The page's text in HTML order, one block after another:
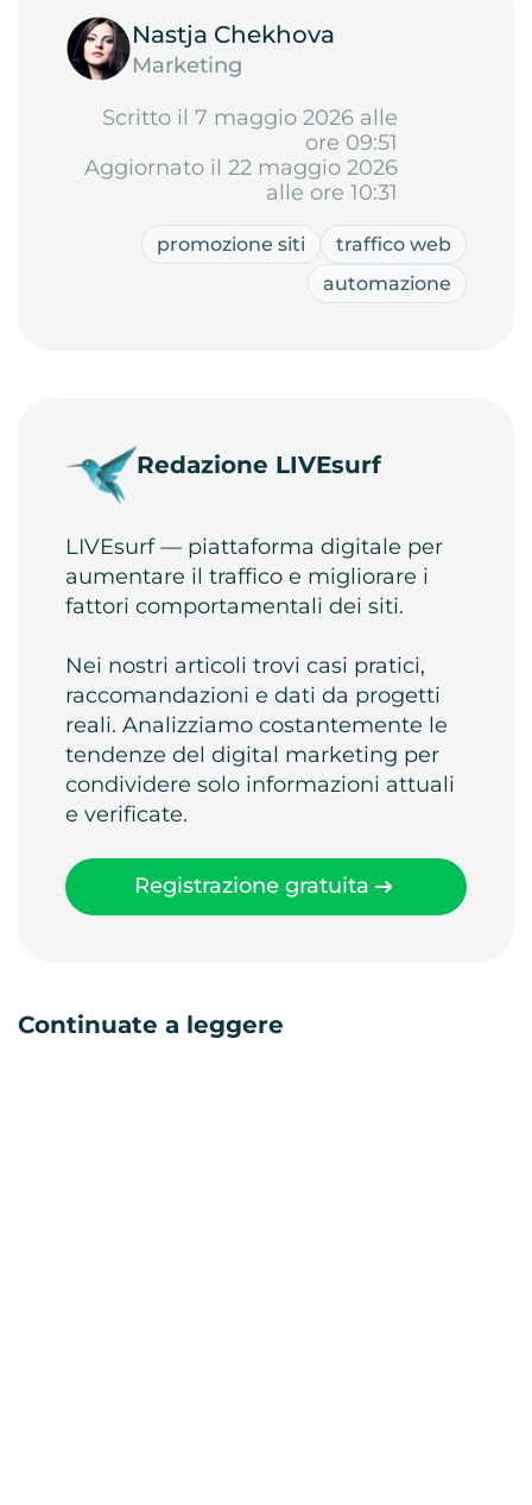
Nastja Chekhova
Marketing
Scritto il 7 maggio 2026 alle
ore 09:51
Aggiornato il 22 maggio 2026
alle ore 10:31
promozione siti
traffico web
automazione
Redazione LIVEsurf
LIVEsurf — piattaforma digitale per
aumentare il traffico e migliorare i
fattori comportamentali dei siti.
Nei nostri articoli trovi casi pratici,
raccomandazioni e dati da progetti
reali. Analizziamo costantemente le
tendenze del digital marketing per
condividere solo informazioni attuali
e verificate.
Registrazione gratuita
Continuate a leggere